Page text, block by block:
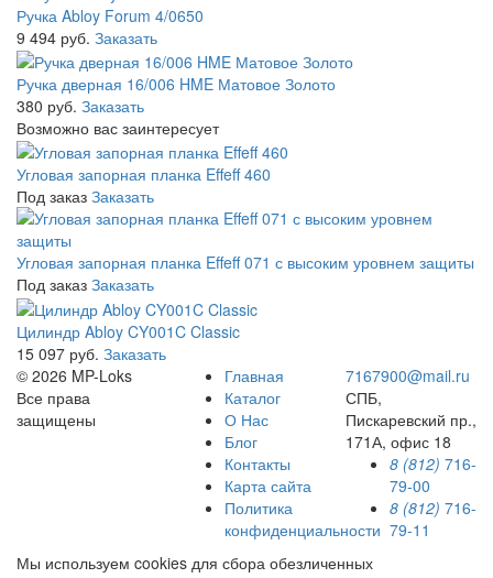
Ручка Abloy Forum 4/0650
9 494 руб. Заказать
Ручка дверная 16/006 HME Матовое Золото
380 руб. Заказать
Возможно вас заинтересует
Угловая запорная планка Effeff 460
Под заказ Заказать
Угловая запорная планка Effeff 071 с высоким уровнем защиты
Под заказ Заказать
Цилиндр Abloy CY001C Classic
15 097 руб. Заказать
© 2026 MP-Loks
Все права
защищены
Главная
Каталог
О Нас
Блог
Контакты
Карта сайта
Политика
конфиденциальности
7167900@mail.ru
СПБ,
Пискаревский пр.,
171А, офис 18
8 (812) 716-
79-00
8 (812) 716-
79-11
Мы используем cookies для сбора обезличенных